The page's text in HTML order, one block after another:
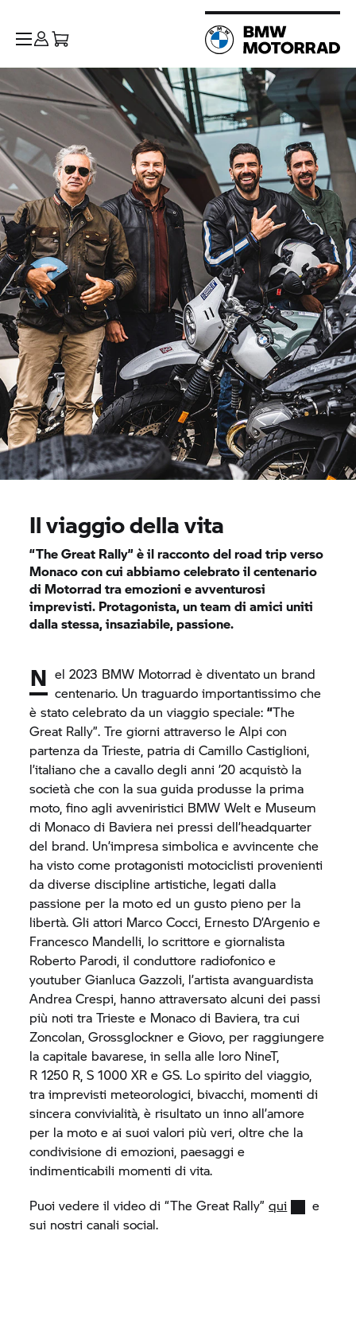
Il viaggio della vita
“The Great Rally” è il racconto del road trip verso
Monaco con cui abbiamo celebrato il centenario
di Motorrad tra emozioni e avventurosi
imprevisti. Protagonista, un team di amici uniti
dalla stessa, insaziabile, passione.
N el 2023 BMW Motorrad è diventato un brand
centenario. Un traguardo importantissimo che
è stato celebrato da un viaggio speciale:“The
Great Rally”. Tre giorni attraverso le Alpi con
partenza da Trieste, patria di Camillo Castiglioni,
l’italiano che a cavallo degli anni ’20 acquistò la
società che con la sua guida produsse la prima
moto, fino agli avveniristici BMW Welt e Museum
di Monaco di Baviera nei pressi dell’headquarter
del brand. Un’impresa simbolica e avvincente che
ha visto come protagonisti motociclisti provenienti
da diverse discipline artistiche, legati dalla
passione per la moto ed un gusto pieno per la
libertà. Gli attori Marco Cocci, Ernesto D’Argenio e
Francesco Mandelli, lo scrittore e giornalista
Roberto Parodi, il conduttore radiofonico e
youtuber Gianluca Gazzoli, l’artista avanguardista
Andrea Crespi, hanno attraversato alcuni dei passi
più noti tra Trieste e Monaco di Baviera, tra cui
Zoncolan, Grossglockner e Giovo, per raggiungere
la capitale bavarese, in sella alle loro NineT,
R 1250 R, S 1000 XR e GS. Lo spirito del viaggio,
tra imprevisti meteorologici, bivacchi, momenti di
sincera convivialità, è risultato un inno all’amore
per la moto e ai suoi valori più veri, oltre che la
condivisione di emozioni, paesaggi e
indimenticabili momenti di vita.
Puoi vedere il video di “The Great Rally”qui
e
sui nostri canali social.